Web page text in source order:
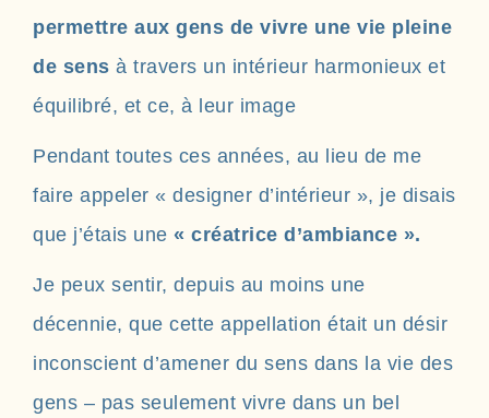
permettre aux gens de vivre une vie pleine
de sens à travers un intérieur harmonieux et
équilibré, et ce, à leur image
Pendant toutes ces années, au lieu de me
faire appeler « designer d’intérieur », je disais
que j’étais une « créatrice d’ambiance ».
Je peux sentir, depuis au moins une
décennie, que cette appellation était un désir
inconscient d’amener du sens dans la vie des
gens – pas seulement vivre dans un bel